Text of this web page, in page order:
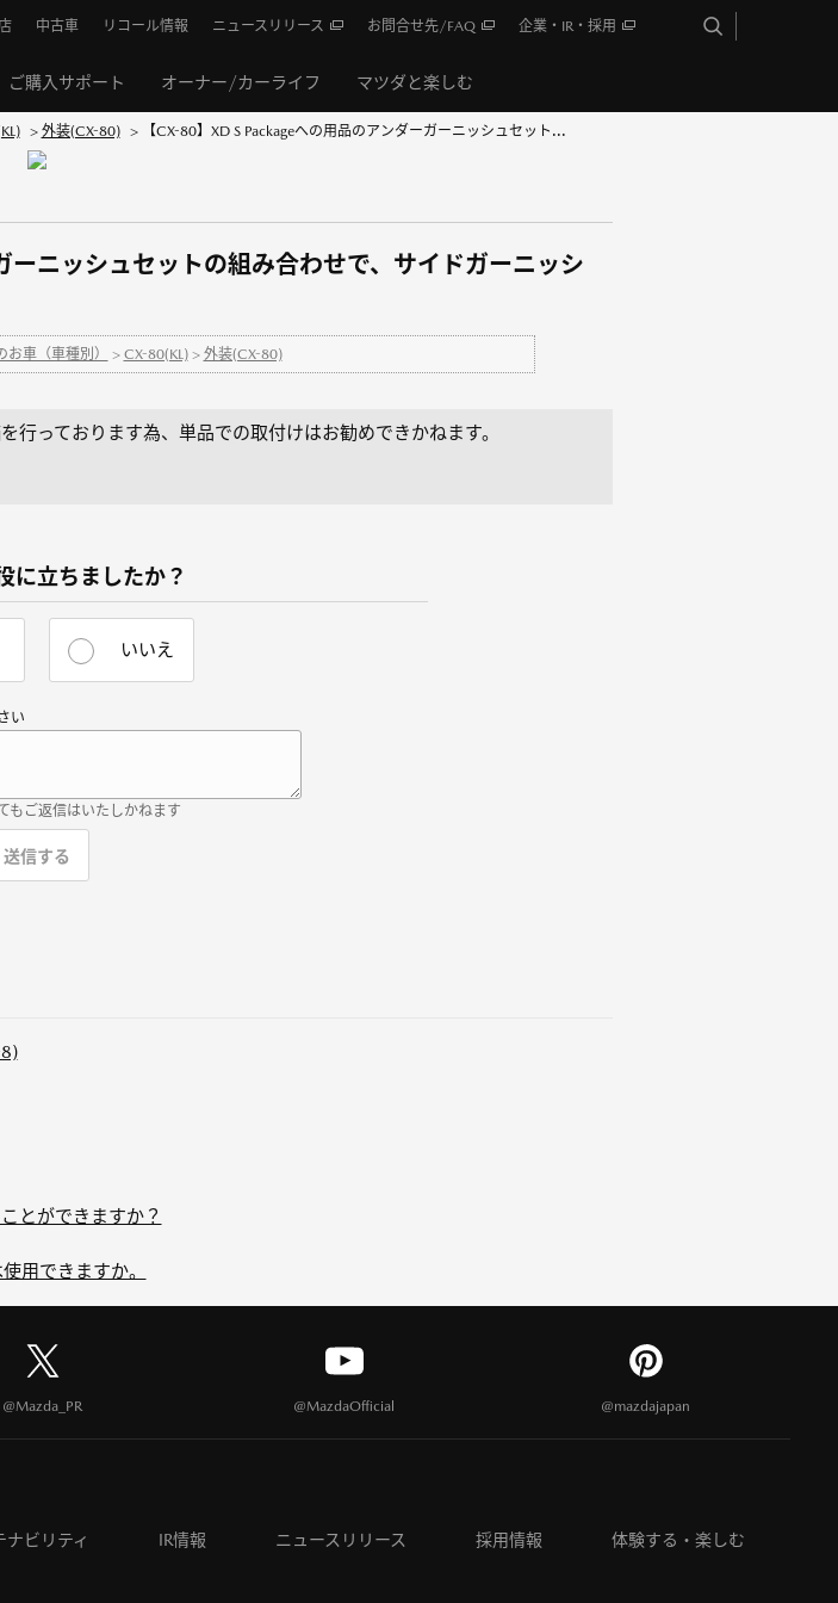
ご購入サポート オーナー/カーライフ マツダと楽しむ
中古車 リコール情報 ニュースリリース お問合せ先/FAQ 企業・IR・採用
> 外装(CX-80) > 【CX-80】XD S Packageへの用品のアンダーガーニッシュセット...
ーニッシュセットの組み合わせで、サイドガーニッシ
お車（車種別） > CX-80(KL)> 外装(CX-80)
っております為、単品での取付けはお勧めできかねます。
に立ちましたか？
いいえ
い
もご返信はいたしかねます
とができますか？
用できますか。
@Mazda_PR @MazdaOfficial @mazdajapan
ナビリティ IR情報 ニュースリリース 採用情報 体験する・楽しむ